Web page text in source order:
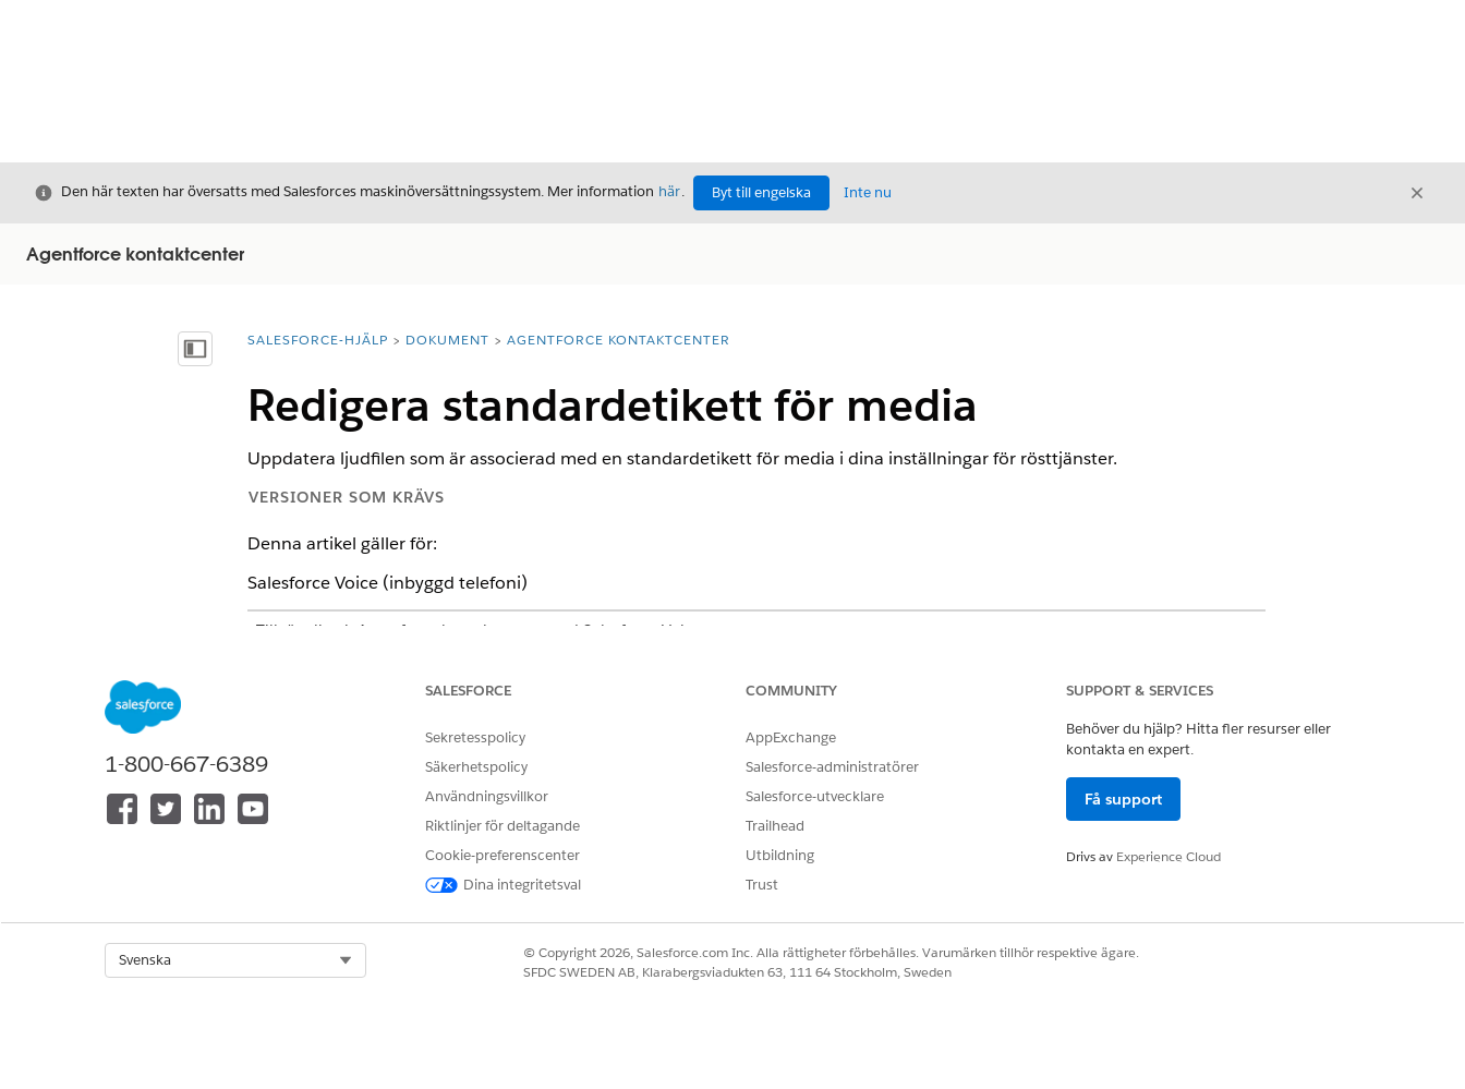
Stäng
Den här texten har översatts med Salesforces maskinöversättningssystem. Mer information här. Byt till engelska Inte nu Stäng
Agentforce kontaktcenter
Visa innehållsförteckning
Du är här:
SALESFORCE-HJÄLP DOKUMENT AGENTFORCE KONTAKTCENTER
Redigera standardetikett för media
Uppdatera ljudfilen som är associerad med en standardetikett för media i dina inställningar för rösttjänster.
VERSIONER SOM KRÄVS
Denna artikel gäller för:
Salesforce Voice (inbyggd telefoni)
Tillgängliga i: Agentforce kontaktcenter med Salesforce Voice
Hantera mediefiler:
Behörighetsuppsättningen Agentforce Contact Center Admin
(Salesforce Voice)
I Inställningar, i rutan Snabbsökning, skriv Mediehantering
Välj en annan mediefil från rullmenyn.
LÖSTE DENNA ARTIKEL DITT PROBLEM?
1-800-667-6389
SALESFORCE
Sekretesspolicy
Säkerhetspolicy
Användningsvillkor
Riktlinjer för deltagande
Cookie-preferenscenter
Dina integritetsval
COMMUNITY
AppExchange
Salesforce-administratörer
Salesforce-utvecklare
Trailhead
Utbildning
Trust
SUPPORT & SERVICES
Behöver du hjälp? Hitta fler resurser eller
kontakta en expert.
Få support
Drivs av Experience Cloud
Svenska
© Copyright 2026, Salesforce.com Inc. Alla rättigheter förbehålles. Varumärken tillhör respektive ägare.
SFDC SWEDEN AB, Klarabergsviadukten 63, 111 64 Stockholm, Sweden